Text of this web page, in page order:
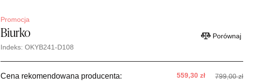
Promocja
Biurko
Indeks: OKYB241-D108
Porównaj
Cena rekomendowana producenta: 559,30 zł 799,00 zł